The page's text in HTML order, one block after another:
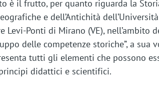
è il frutto, per quanto riguarda la
e dell’Antichità
Levi-Ponti di Mirano (VE), nell’ambito
delle competenze storiche”, a sua
tutti gli elementi che possono
didattici e scientifici.